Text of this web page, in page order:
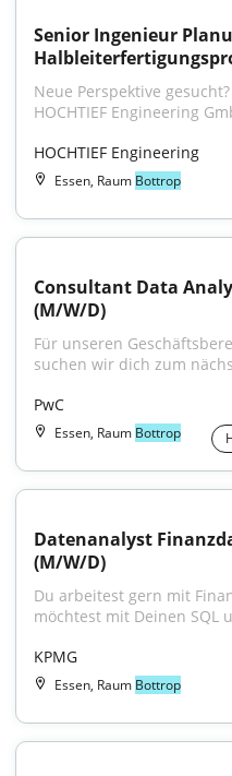
Senior Ingenieur
Neue Perspektive
HOCHTIEF Engineering
HOCHTIEF Engineering
Essen, Raum Bottrop
Consultant Data
(M/W/D)
Für unseren
suchen wir dich zum
PwC
Essen, Raum Bottrop
Datenanalyst
(M/W/D)
Du arbeitest gern mit
möchtest mit Deinen SQL
KPMG
Essen, Raum Bottrop